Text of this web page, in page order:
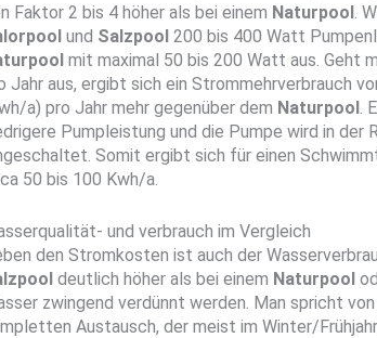
Faktor 2 bis 4 höher als bei einem Naturpool.
und Salzpool 200 bis 400 Watt
mit maximal 50 bis 200 Watt aus. Geht
Jahr aus, ergibt sich ein Strommehrverbrauch
a) pro Jahr mehr gegenüber dem Naturpool.
Pumpleistung und die Pumpe wird in der
Somit ergibt sich für einen
50 bis 100 Kwh/a.
und verbrauch im Vergleich
den Stromkosten ist auch der
deutlich höher als bei einem Naturpool
zwingend verdünnt werden. Man spricht
Austausch, der meist im Winter/